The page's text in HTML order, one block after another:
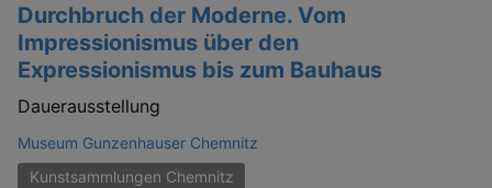
Durchbruch der Moderne. Vom
Impressionismus über den
Expressionismus bis zum Bauhaus
Dauerausstellung
Museum Gunzenhauser Chemnitz
Kunstsammlungen Chemnitz
PHPSESSID
PHP.net